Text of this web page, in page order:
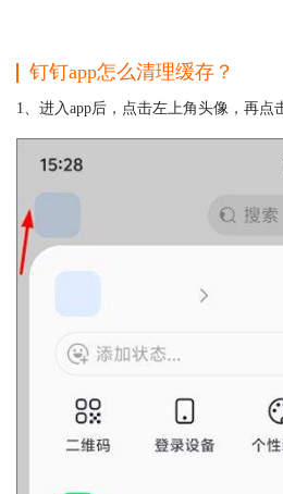
钉钉app怎么清理缓存？
1、进入app后，点击左上角头像，再点